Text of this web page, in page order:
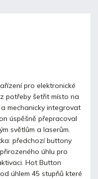
pro elektronické
potřeby šetřit místo na
mechanicky integrovat
úspěšně přepracoval
světlům a laserům.
předchozí buttony
úhlu pro
Hot Button
úhlem 45 stupňů které